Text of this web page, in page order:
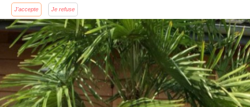
J'accepte Je refuse